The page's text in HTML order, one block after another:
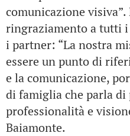
comunicazione
ringraziamento a tutti
i partner: “La nostra
essere un punto di
e la comunicazione,
di famiglia che parla di
professionalità e
Baiamonte.